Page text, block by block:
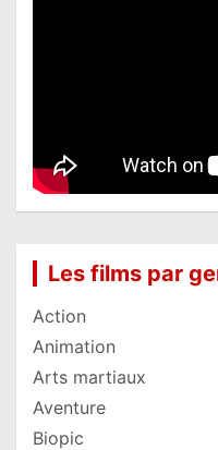
Les films par
Action
Animation
Arts martiaux
Aventure
Biopic